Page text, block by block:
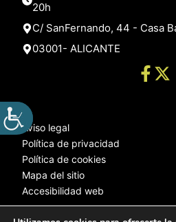
20h
C/ SanFernando, 44 - Casa
03001- ALICANTE
Aviso legal
Política de privacidad
Política de cookies
Mapa del sitio
Accesibilidad web